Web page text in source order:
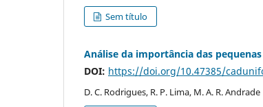
Sem título
Análise da importância das
DOI: https://doi.org/10.47385/
D. C. Rodrigues, R. P. Lima, M. A. R. Andrade